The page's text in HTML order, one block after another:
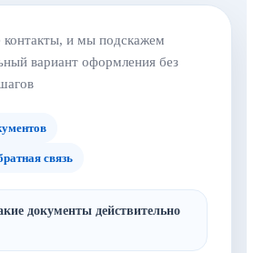
контакты, и мы подскажем
вариант оформления без
связь
документы действительно